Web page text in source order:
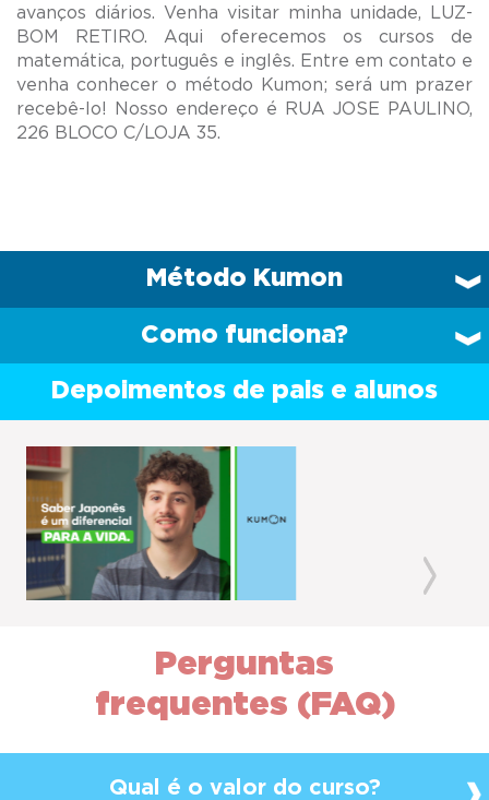
avanços diários. Venha visitar minha unidade, LUZ-
BOM RETIRO. Aqui oferecemos os cursos de
matemática, português e inglês. Entre em contato e
venha conhecer o método Kumon; será um prazer
recebê-lo! Nosso endereço é RUA JOSE PAULINO,
Método Kumon
Como funciona?
Depoimentos de pais e alunos
Previous
Perguntas
frequentes (FAQ)
Qual é o valor do curso?